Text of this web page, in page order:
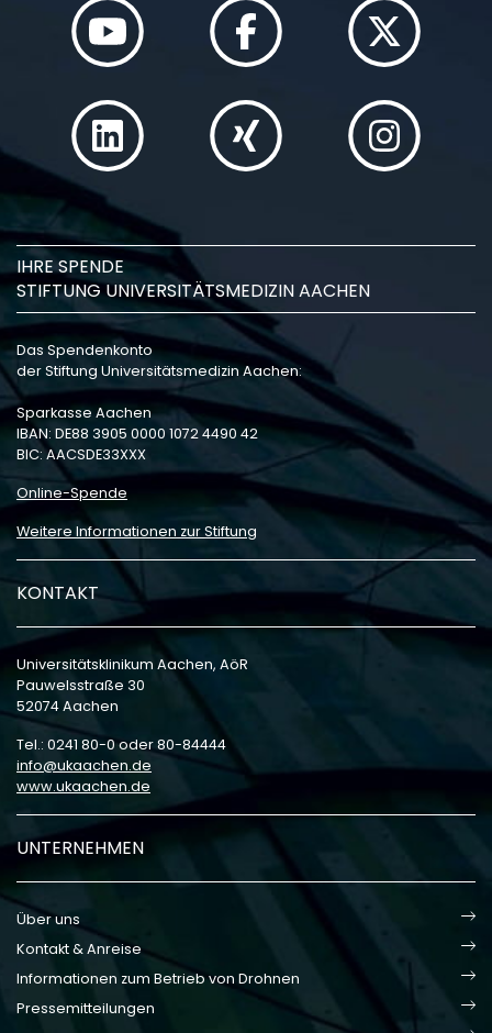
IHRE SPENDE
STIFTUNG UNIVERSITÄTSMEDIZIN AACHEN
Das Spendenkonto
der Stiftung Universitätsmedizin Aachen:
Sparkasse Aachen
IBAN: DE88 3905 0000 1072 4490 42
BIC: AACSDE33XXX
Online-Spende
Weitere Informationen zur Stiftung
KONTAKT
Universitätsklinikum Aachen, AöR
Pauwelsstraße 30
52074 Aachen
Tel.: 0241 80-0 oder 80-84444
info
ukaachen de
www.ukaachen.de
UNTERNEHMEN
Über uns
Kontakt & Anreise
Informationen zum Betrieb von Drohnen
Pressemitteilungen